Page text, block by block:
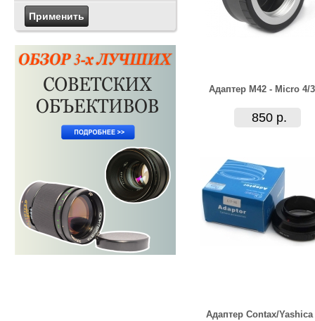
Адаптер M42 - Micro 4/3
850 р.
Адаптер Contax/Yashica